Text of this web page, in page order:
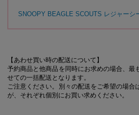
SNOOPY BEAGLE SCOUTS レジャーシ
【あわせ買い時の配送について】
予約商品と他商品を同時にお求めの場合、最
せての一括配送となります。
ご注意ください。別々の配送をご希望の場合
が、それぞれ個別にお買い求めください。